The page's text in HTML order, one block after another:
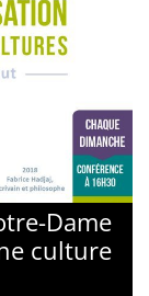
Dame
culture